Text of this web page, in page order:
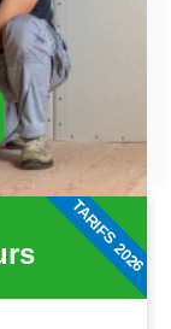
TARIFS 2026